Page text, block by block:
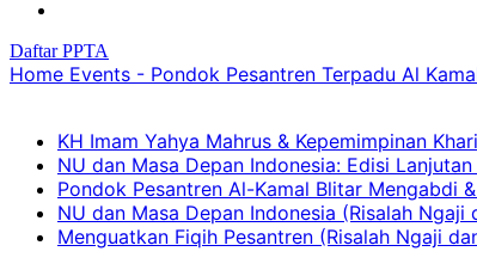
Daftar PPTA
Home Events - Pondok Pesantren Terpadu Al
KH Imam Yahya Mahrus & Kepemimpinan
NU dan Masa Depan Indonesia: Edisi
Pondok Pesantren Al-Kamal Blitar Mengabdi
NU dan Masa Depan Indonesia (Risalah Ngaji
Menguatkan Fiqih Pesantren (Risalah Ngaji